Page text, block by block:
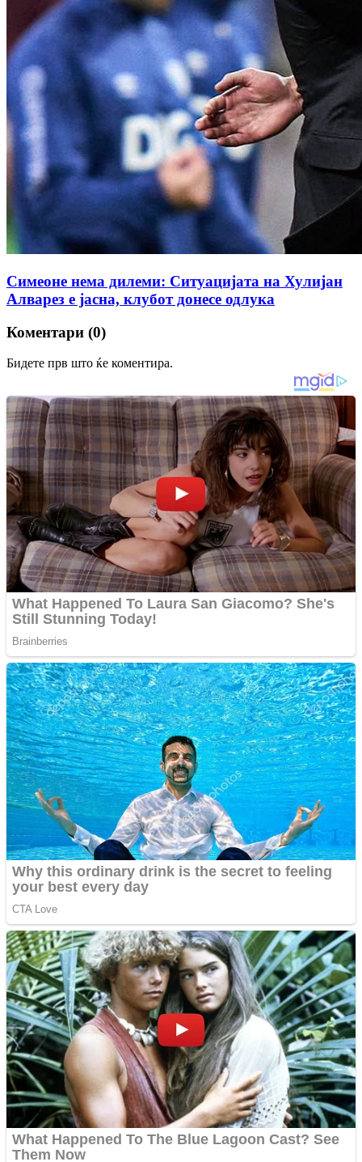
Симеоне нема дилеми: Ситуацијата на Хулијан
Алварез е јасна, клубот донесе одлука
Коментари (0)
Бидете прв што ќе коментира.